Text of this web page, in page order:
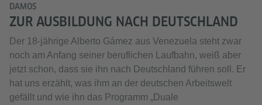
DAMOS
ZUR AUSBILDUNG NACH DEUTSCHLAND
Der 18-jährige Alberto Gámez aus Venezuela steht zwar
noch am Anfang seiner beruflichen Laufbahn, weiß aber
jetzt schon, dass sie ihn nach Deutschland führen soll. Er
hat uns erzählt, was ihm an der deutschen Arbeitswelt
gefällt und wie ihn das Programm „Duale